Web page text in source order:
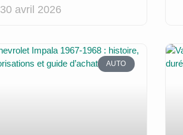
30 avril 2026
AUTO